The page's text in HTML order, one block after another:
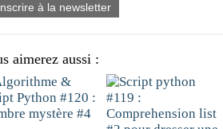
à la newsletter
aimerez aussi :